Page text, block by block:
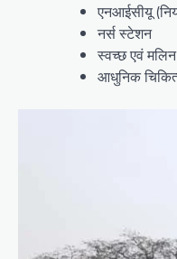
एनआईसीयू
नर्स स्टेशन
स्वच्छ एवं
आधुनिक